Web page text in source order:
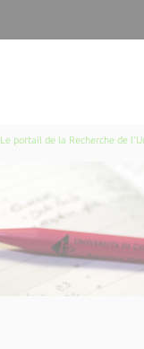
Le portail de la Recherche de